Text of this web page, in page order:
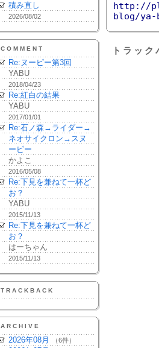
積み直し
2026/08/02
COMMENT
Re:ヌーピー第3回
YABU
2018/04/23
Re:紅白の結果
YABU
2017/01/01
Re:石ノ森→ライダー→
ネオサイクロン→スヌ
ーピー
かよこ
2016/05/08
Re:下見を兼ねて一杯ど
お？
YABU
2015/11/13
Re:下見を兼ねて一杯ど
お？
はーちゃん
2015/11/13
TRACKBACK
ARCHIVE
2026年08月 （6件）
http://
blog/ya-
トラッ